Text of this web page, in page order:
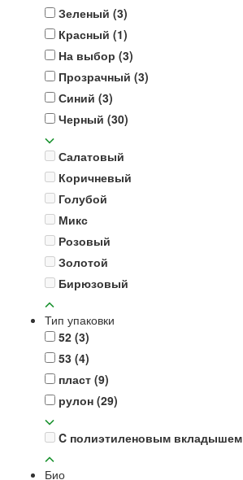
Зеленый (3)
Красный (1)
На выбор (3)
Прозрачный (3)
Синий (3)
Черный (30)
Салатовый
Коричневый
Голубой
Микс
Розовый
Золотой
Бирюзовый
Тип упаковки
52 (3)
53 (4)
пласт (9)
рулон (29)
C полиэтиленовым вкладышем
Био